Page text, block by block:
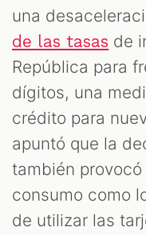
una
de las tasas de
República para
dígitos, una
crédito para
apuntó que la
también
consumo como
de utilizar las